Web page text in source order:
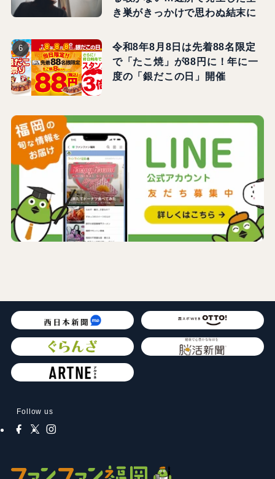
き巣がきっかけで思わぬ結末に
令和8年8月8日は先着88名限定
で「たこ焼」が88円に！年に一
度の「銀だこの日」開催
Follow us